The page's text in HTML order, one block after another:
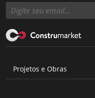
Projetos e Obras